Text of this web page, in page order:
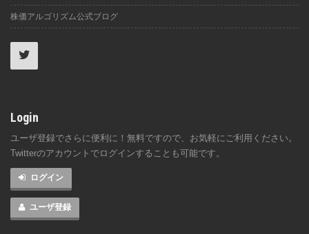
株価アルゴリズム公式ブログ
Login
ユーザ登録でさらに便利に！無料ですので、お気軽にご利用ください。
Twitterのアカウントでログインすることも可能です。
ログイン
ユーザ登録